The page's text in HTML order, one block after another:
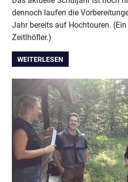
dennoch laufen die
Jahr bereits auf Hochtouren.
Zeitlhöfler.)
WEITERLESEN